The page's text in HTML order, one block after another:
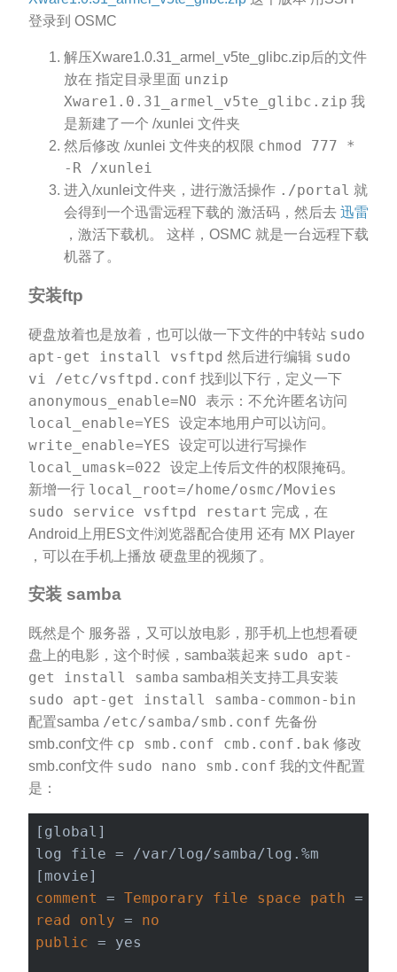
登录到 OSMC
解压Xware1.0.31_armel_v5te_glibc.zip后的文件
放在 指定目录里面 unzip
Xware1.0.31_armel_v5te_glibc.zip 我
是新建了一个 /xunlei 文件夹
然后修改 /xunlei 文件夹的权限 chmod 777 *
-R /xunlei
进入/xunlei文件夹，进行激活操作 ./portal 就
会得到一个迅雷远程下载的 激活码，然后去 迅雷
，激活下载机。 这样，OSMC 就是一台远程下载
机器了。
安装ftp
硬盘放着也是放着，也可以做一下文件的中转站 sudo
apt-get install vsftpd 然后进行编辑 sudo
vi /etc/vsftpd.conf 找到以下行，定义一下
anonymous_enable=NO 表示：不允许匿名访问
local_enable=YES 设定本地用户可以访问。
write_enable=YES 设定可以进行写操作
local_umask=022 设定上传后文件的权限掩码。
新增一行 local_root=/home/osmc/Movies
sudo service vsftpd restart 完成，在
Android上用ES文件浏览器配合使用 还有 MX Player
，可以在手机上播放 硬盘里的视频了。
安装 samba
既然是个 服务器，又可以放电影，那手机上也想看硬
盘上的电影，这个时候，samba装起来 sudo apt-
get install samba samba相关支持工具安装
sudo apt-get install samba-common-bin
配置samba /etc/samba/smb.conf 先备份
smb.conf文件 cp smb.conf cmb.conf.bak 修改
smb.conf文件 sudo nano smb.conf 我的文件配置
是：
[global]
log file = /var/log/samba/log.%m
comment
= Temporary file space path = /
read
only = no
public = yes